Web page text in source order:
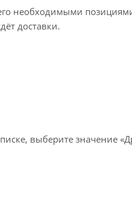
необходимыми
доставки.
выберите значение